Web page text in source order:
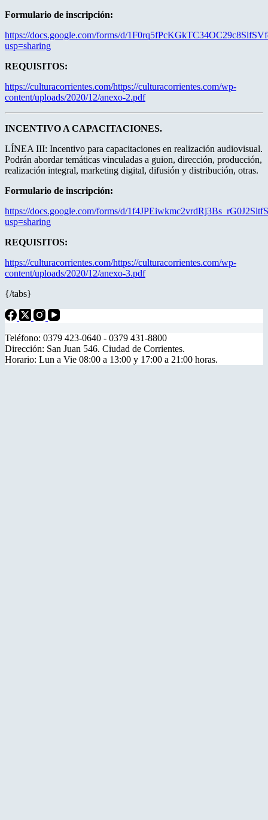
Formulario de inscripción:
https://docs.google.com/forms/d/
usp=sharing
REQUISITOS:
https://culturacorrientes.com/https://culturacorrientes.com/wp-
content/uploads/2020/12/anexo-2.pdf
INCENTIVO A CAPACITACIONES.
LÍNEA III: Incentivo para capacitaciones en realización audiovisual.
Podrán abordar temáticas vinculadas a guion, dirección, producción,
realización integral, marketing digital, difusión y distribución, otras.
Formulario de inscripción:
https://docs.google.com/forms/d/
usp=sharing
REQUISITOS:
https://culturacorrientes.com/https://culturacorrientes.com/wp-
content/uploads/2020/12/anexo-3.pdf
{/tabs}
Teléfono: 0379 423-0640 - 0379 431-8800
Dirección: San Juan 546. Ciudad de Corrientes.
Horario: Lun a Vie 08:00 a 13:00 y 17:00 a 21:00 horas.